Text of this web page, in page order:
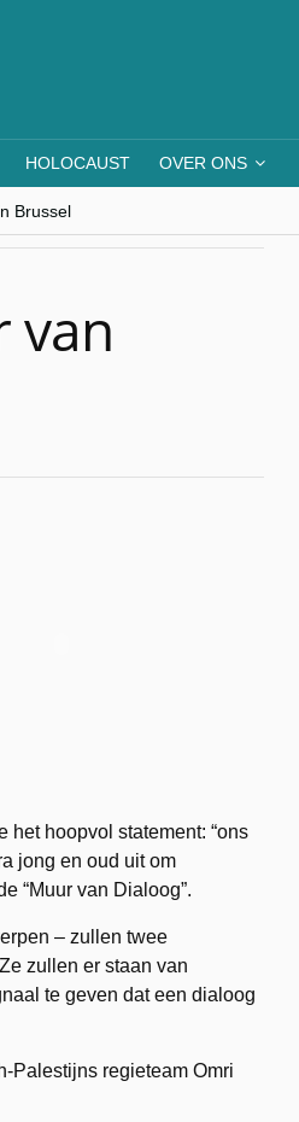
HOLOCAUST OVER ONS
Brussel
Beels (Vooruit)
van
het hoopvol statement: “ons
jong en oud uit om
“Muur van Dialoog”.
– zullen twee
zullen er staan van
te geven dat een dialoog
Palestijns regieteam Omri